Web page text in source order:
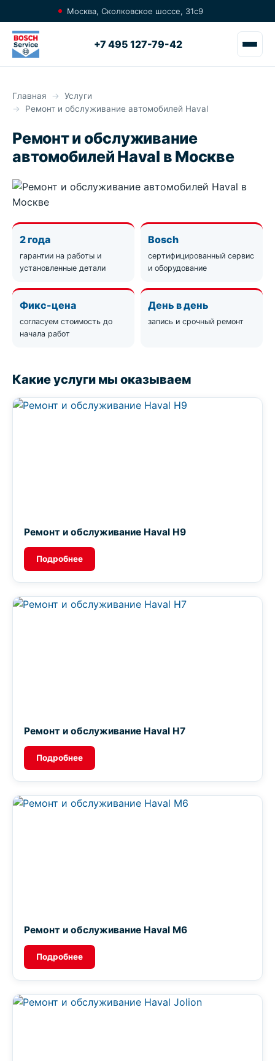
Москва, Сколковское шоссе, 31с9
+7 495 127-79-42
Главная
Услуги
Ремонт и обслуживание автомобилей Haval
Ремонт и обслуживание
автомобилей Haval в Москве
2 года
гарантии на работы и
установленные детали
Bosch
сертифицированный сервис
и оборудование
Фикс-цена
согласуем стоимость до
начала работ
День в день
запись и срочный ремонт
Какие услуги мы оказываем
Ремонт и обслуживание Haval H9
Подробнее
Ремонт и обслуживание Haval H7
Подробнее
Ремонт и обслуживание Haval M6
Подробнее